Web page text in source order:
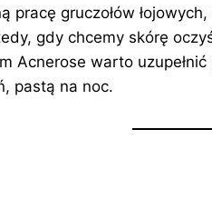
pracę gruczołów
gdy chcemy skórę
Acnerose warto
pastą na noc.